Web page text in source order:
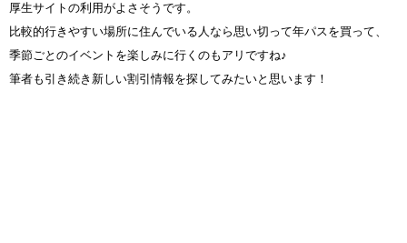
厚生サイトの利用がよさそうです。
比較的行きやすい場所に住んでいる人なら思い切って年パスを買って、
季節ごとのイベントを楽しみに行くのもアリですね♪
筆者も引き続き新しい割引情報を探してみたいと思います！